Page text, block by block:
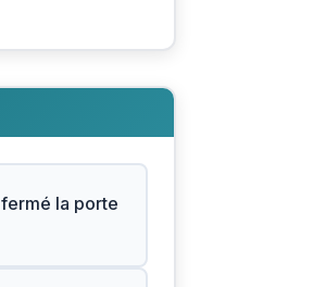
la porte